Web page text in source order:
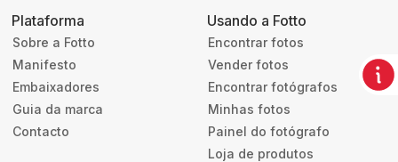
Plataforma
Sobre a Fotto
Manifesto
Embaixadores
Guia da marca
Contacto
Usando a Fotto
Encontrar fotos
Vender fotos
Encontrar fotógrafos
Minhas fotos
Painel do fotógrafo
Loja de produtos